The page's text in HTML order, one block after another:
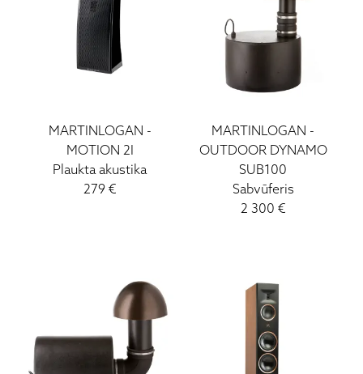
MARTINLOGAN -
MOTION 2I
Plaukta akustika
279€
MARTINLOGAN -
OUTDOOR DYNAMO
SUB100
Sabvūferis
2 300 €